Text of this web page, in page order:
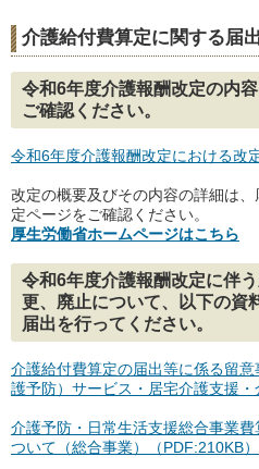
介護給付費算定に関する届
令和6年度介護報酬改定の内
ご確認ください。
令和6年度介護報酬改定における改
改定の概要及びその内容の詳細は
定ページをご確認ください。
厚生労働省ホームページはこちら
令和6年度介護報酬改定に伴
更、廃止について、以下の資
届出を行ってください。
介護給付費算定の届出等に係る留
護予防）サービス・居宅介護支援・
介護予防・日常生活支援総合事業
ついて（総合事業）（PDF:210KB）